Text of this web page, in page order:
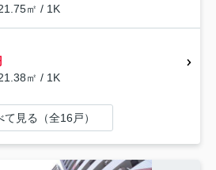
㎡ / 1K
㎡ / 1K
て見る（全16戸）